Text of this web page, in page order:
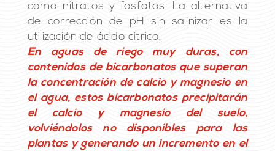
como nitratos y fosfatos. La alternativa
de corrección de pH sin salinizar es la
utilización de ácido cítrico.
En aguas de riego muy duras, con
contenidos de bicarbonatos que superan
la concentración de calcio y magnesio en
el agua, estos bicarbonatos precipitarán
el calcio y magnesio del suelo,
volviéndolos no disponibles para las
plantas y generando un incremento en el